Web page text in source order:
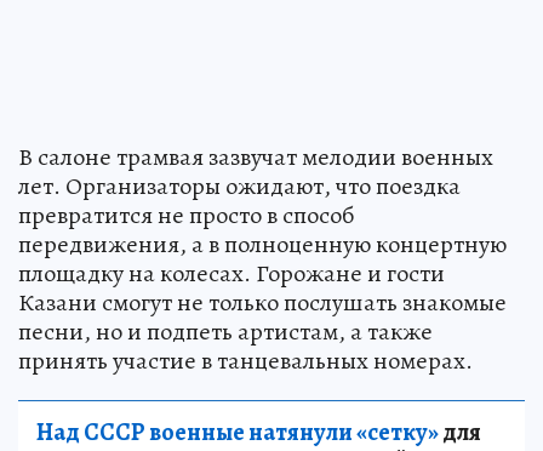
В салоне трамвая зазвучат мелодии военных
лет. Организаторы ожидают, что поездка
превратится не просто в способ
передвижения, а в полноценную концертную
площадку на колесах. Горожане и гости
Казани смогут не только послушать знакомые
песни, но и подпеть артистам, а также
принять участие в танцевальных номерах.
Над СССР военные натянули «сетку»для